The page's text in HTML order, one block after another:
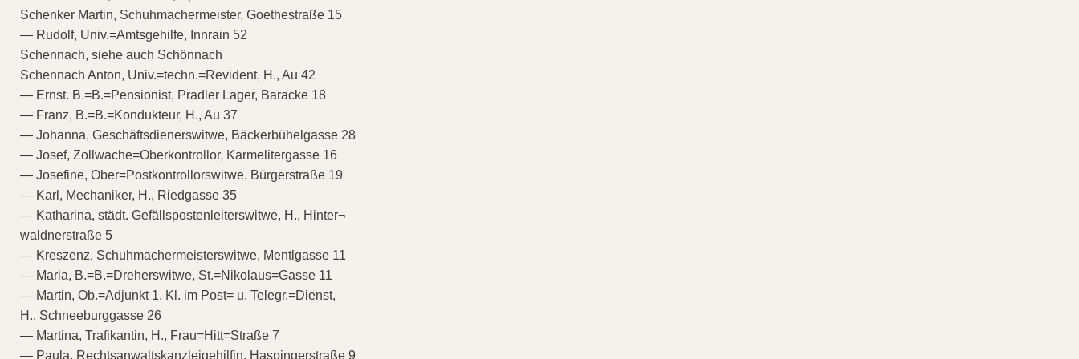
Schenker Martin, Schuhmachermeister, Goethestraße 15
— Rudolf, Univ.=Amtsgehilfe, Innrain 52
Schennach, siehe auch Schönnach
Schennach Anton, Univ.=techn.=Revident, H., Au 42
— Ernst. B.=B.=Pensionist, Pradler Lager, Baracke 18
— Franz, B.=B.=Kondukteur, H., Au 37
— Johanna, Geschäftsdienerswitwe, Bäckerbühelgasse 28
— Josef, Zollwache=Oberkontrollor, Karmelitergasse 16
— Josefine, Ober=Postkontrollorswitwe, Bürgerstraße 19
— Karl, Mechaniker, H., Riedgasse 35
— Katharina, städt. Gefällspostenleiterswitwe, H., Hinter¬
waldnerstraße 5
— Kreszenz, Schuhmachermeisterswitwe, Mentlgasse 11
— Maria, B.=B.=Dreherswitwe, St.=Nikolaus=Gasse 11
— Martin, Ob.=Adjunkt 1. Kl. im Post= u. Telegr.=Dienst,
H., Schneeburggasse 26
— Martina, Trafikantin, H., Frau=Hitt=Straße 7
— Paula, Rechtsanwaltskanzleigehilfin, Haspingerstraße 9